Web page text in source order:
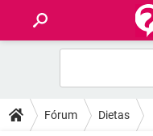
FÓRUM
Fórum Dietas